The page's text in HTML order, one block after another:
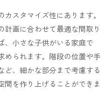
スタマイズ性にあります。
画に合わせて最適な間取り
、小さな子供がいる家庭で
められます。階段の位置や手
ど、細かな部分まで考慮する
間を作り上げることができま